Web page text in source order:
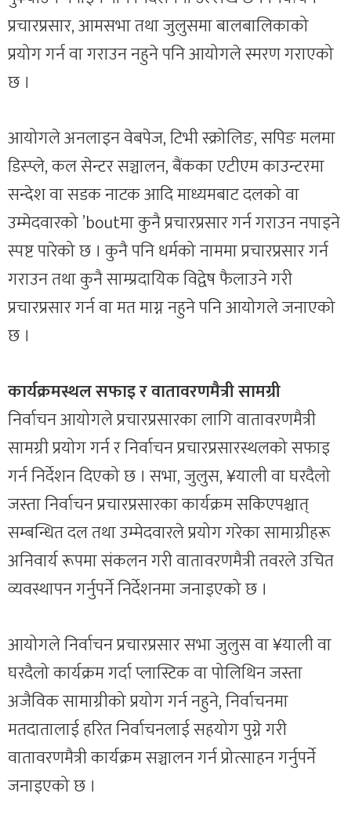
प्रचारप्रसार, आमसभा तथा जुलुसमा बालबालिकाको
प्रयोग गर्न वा गराउन नहुने पनि आयोगले स्मरण गराएको
छ ।
आयोगले अनलाइन वेबपेज, टिभी स्क्रोलिङ, सपिङ मलमा
डिस्प्ले, कल सेन्टर सञ्चालन, बैंकका एटीएम काउन्टरमा
सन्देश वा सडक नाटक आदि माध्यमबाट दलको वा
उम्मेदवारको ’boutमा कुनै प्रचारप्रसार गर्न गराउन नपाइने
स्पष्ट पारेको छ । कुनै पनि धर्मको नाममा प्रचारप्रसार गर्न
गराउन तथा कुनै साम्प्रदायिक विद्वेष फैलाउने गरी
प्रचारप्रसार गर्न वा मत माग्न नहुने पनि आयोगले जनाएको
छ ।
कार्यक्रमस्थल सफाइ र वातावरणमैत्री सामग्री
निर्वाचन आयोगले प्रचारप्रसारका लागि वातावरणमैत्री
सामग्री प्रयोग गर्न र निर्वाचन प्रचारप्रसारस्थलको सफाइ
गर्न निर्देशन दिएको छ । सभा, जुलुस, ¥याली वा घरदैलो
जस्ता निर्वाचन प्रचारप्रसारका कार्यक्रम सकिएपश्चात्
सम्बन्धित दल तथा उम्मेदवारले प्रयोग गरेका सामाग्रीहरू
अनिवार्य रूपमा संकलन गरी वातावरणमैत्री तवरले उचित
व्यवस्थापन गर्नुपर्ने निर्देशनमा जनाइएको छ ।
आयोगले निर्वाचन प्रचारप्रसार सभा जुलुस वा ¥याली वा
घरदैलो कार्यक्रम गर्दा प्लास्टिक वा पोलिथिन जस्ता
अजैविक सामाग्रीको प्रयोग गर्न नहुने, निर्वाचनमा
मतदातालाई हरित निर्वाचनलाई सहयोग पुग्ने गरी
वातावरणमैत्री कार्यक्रम सञ्चालन गर्न प्रोत्साहन गर्नुपर्ने
जनाइएको छ ।